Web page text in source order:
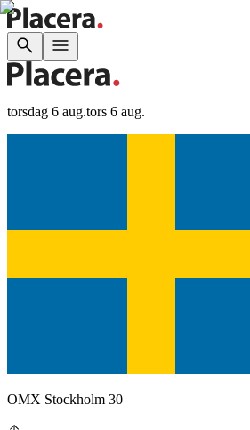
torsdag 6 aug.tors 6 aug.
OMX Stockholm 30